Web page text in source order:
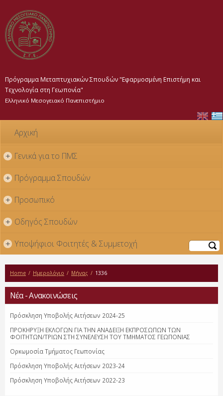
Πρόγραμμα Μεταπτυχιακών Σπουδών "Εφαρμοσμένη Επιστήμη και
Τεχνολογία στη Γεωπονία"
Ελληνικό Μεσογειακό Πανεπιστήμιο
Αρχική
+ Γενικά για το ΠΜΣ
+ Πρόγραμμα Σπουδών
+ Προσωπικό
+ Οδηγός Σπουδών
+ Υποψήφιοι Φοιτητές & Συμμετοχή Αναζήτηση
Home / Ημερολόγιο / Μήνας / 1336
Νέα - Ανακοινώσεις
Πρόσκληση Υποβολής Αιτήσεων 2024-25
ΠΡΟΚΗΡΥΞΗ ΕΚΛΟΓΩΝ ΓΙΑ ΤΗΝ ΑΝΑΔΕΙΞΗ ΕΚΠΡΟΣΩΠΩΝ ΤΩΝ
ΦΟΙΤΗΤΩΝ/ΤΡΙΩΝ ΣΤΗ ΣΥΝΕΛΕΥΣΗ ΤΟΥ ΤΜΗΜΑΤΟΣ ΓΕΩΠΟΝΙΑΣ
Ορκωμοσία Τμήματος Γεωπονίας
Πρόσκληση Υποβολής Αιτήσεων 2023-24
Πρόσκληση Υποβολής Αιτήσεων 2022-23